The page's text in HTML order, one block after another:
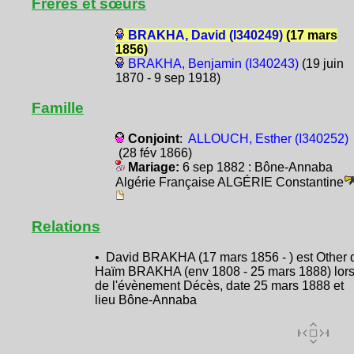
Frères et sœurs
BRAKHA, David (I340249)(17 mars
1856)
BRAKHA, Benjamin (I340243)(19 juin
1870 - 9 sep 1918)
Famille
Conjoint: ALLOUCH, Esther (I340252)
(28 fév 1866)
Mariage: 6 sep 1882 : Bône-Annaba
Algérie Française ALGÉRIE Constantine
Relations
• David BRAKHA (17 mars 1856 - ) est Other
Haïm BRAKHA (env 1808 - 25 mars 1888) lors
de l'évènement Décès, date 25 mars 1888 et
lieu Bône-Annaba